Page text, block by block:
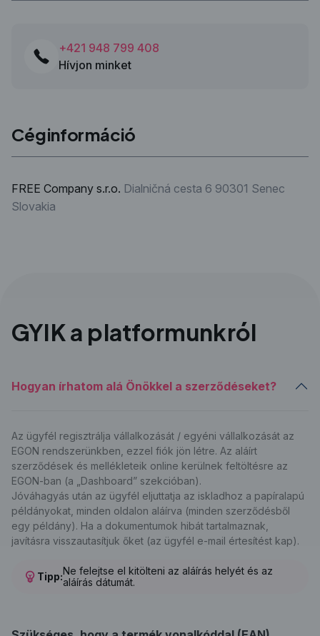
+421 948 799 408
Hívjon minket
Céginformáció
FREE Company s.r.o. Dialničná cesta 6 90301 Senec
Slovakia
GYIK a platformunkról
Hogyan írhatom alá Önökkel a szerződéseket?
Az ügyfél regisztrálja vállalkozását / egyéni vállalkozását az
EGON rendszerünkben, ezzel fiók jön létre. Az aláírt
szerződések és mellékleteik online kerülnek feltöltésre az
EGON-ban (a „Dashboard” szekcióban).
Jóváhagyás után az ügyfél eljuttatja az iskladhoz a papíralapú
példányokat, minden oldalon aláírva (minden szerződésből
egy példány). Ha a dokumentumok hibát tartalmaznak,
javításra visszautasítjuk őket (az ügyfél e-mail értesítést kap).
Tipp:Ne felejtse el kitölteni az aláírás helyét és az
aláírás dátumát.